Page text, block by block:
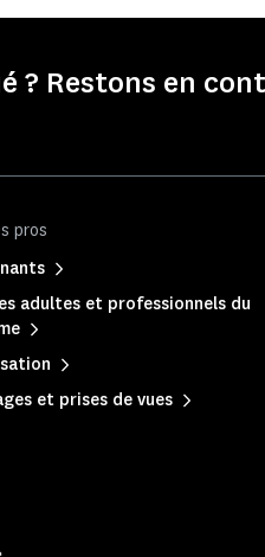
? Restons en
pros
adultes et professionnels du
et prises de vues